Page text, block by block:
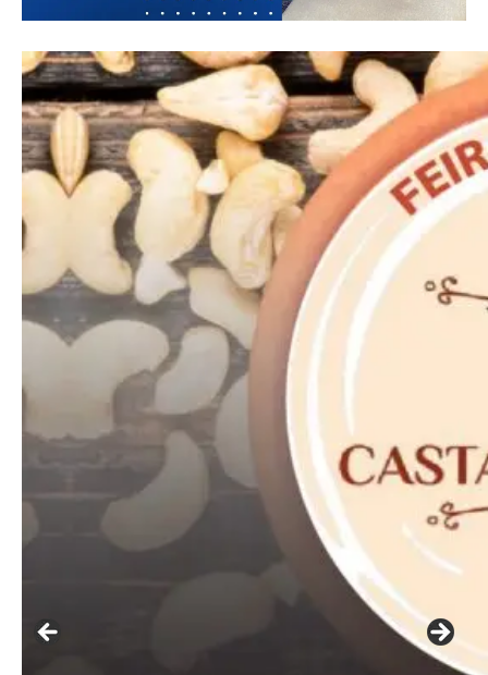
Pro
Full member access:
Etiam est nibh, lobortis sit
Praesent euismod ac
Ut mollis pellentesque tortor
Nullam eu erat condimentum
Donec quis est ac felis
Orci varius natoque dolor